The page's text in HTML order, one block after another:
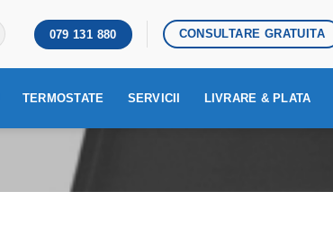
079 131 880 CONSULTARE GRATUITA
TERMOSTATE SERVICII LIVRARE & PLATA